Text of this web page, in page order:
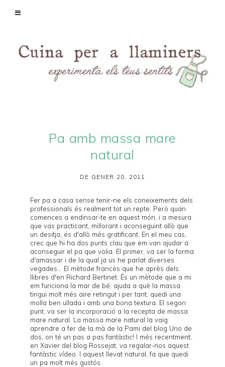
Pa amb massa mare
natural
DE GENER 20, 2011
Fer pa a casa sense tenir-ne els coneixements dels
professionals és realment tot un repte. Però quan
comences a endinsar-te en aquest món, i a mesura
que vas practicant, millorant i aconseguint allò que
un desitja, és d'allò més gratificant. En el meu cas,
crec que hi ha dos punts clau que em van ajudar a
aconseguir el pa que volia. El primer, va ser la forma
d'amassar i de la qual ja us he parlat diverses
vegades... El mètode francès que he après dels
llibres d'en Richard Bertinet . És un mètode que a mi
em funciona la mar de bé; ajuda a què la massa
tingui molt més aire retingut i per tant, quedi una
molla ben ullada i amb una bona textura. El segon
punt, va ser la incorporació a la recepta de massa
mare natural. La massa mare natural la vaig
aprendre a fer de la mà de la Pami del blog Uno de
dos , on té un pas a pas fantàstic! I més recentment,
en Xavier del blog Rossejat , va regalar-nos aquest
fantàstic vídeo . I aquest llevat natural, fa que quedi
un pa molt més gustós.